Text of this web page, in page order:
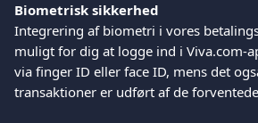
Biometrisk sikkerhed
Integrering af biometri i vores
muligt for dig at logge ind i Viva.com-
via finger ID eller face ID, mens det
transaktioner er udført af de